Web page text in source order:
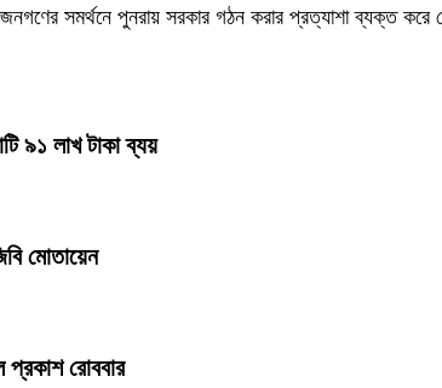
সমর্থনে পুনরায় সরকার গঠন করার প্রত্যাশা ব্যক্ত করে
৯১ লাখ টাকা ব্যয়
মোতায়েন
প্রকাশ রোববার